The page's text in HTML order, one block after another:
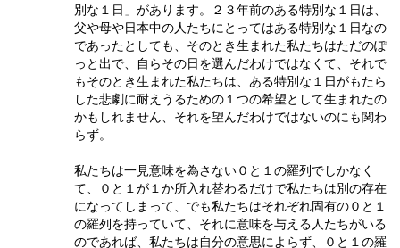
別な１日」があります。２３年前のある特別な１日は、
父や母や日本中の人たちにとってはある特別な１日なの
であったとしても、そのとき生まれた私たちはただのぽ
っと出で、自らその日を選んだわけではなくて、それで
もそのとき生まれた私たちは、ある特別な１日がもたら
した悲劇に耐えうるための１つの希望として生まれたの
かもしれません、それを望んだわけではないのにも関わ
らず。
私たちは一見意味を為さない０と１の羅列でしかなく
て、０と１が１か所入れ替わるだけで私たちは別の存在
になってしまって、でも私たちはそれぞれ固有の０と１
の羅列を持っていて、それに意味を与える人たちがいる
のであれば、私たちは自分の意思によらず、０と１の羅